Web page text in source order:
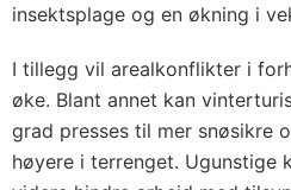
insektsplage og en økning i
I tillegg vil arealkonflikter i
øke. Blant annet kan
grad presses til mer snøsikre
høyere i terrenget. Ugunstige